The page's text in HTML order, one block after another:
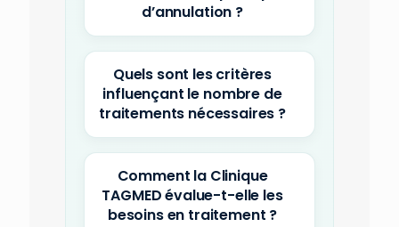
d’annulation ?
Quels sont les critères
influençant le nombre de
traitements nécessaires ?
Comment la Clinique
TAGMED évalue-t-elle les
besoins en traitement ?